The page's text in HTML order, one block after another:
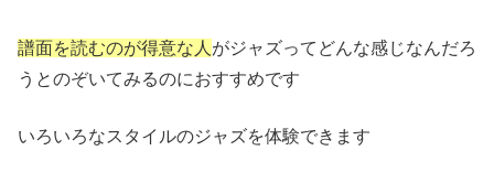
譜面を読むのが得意な人がジャズってどんな感じなんだろ
うとのぞいてみるのにおすすめです
いろいろなスタイルのジャズを体験できます